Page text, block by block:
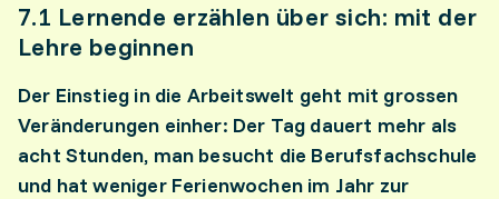
7.1 Lernende erzählen über sich: mit der
Lehre beginnen
Der Einstieg in die Arbeitswelt geht mit grossen
Veränderungen einher: Der Tag dauert mehr als
acht Stunden, man besucht die Berufsfachschule
und hat weniger Ferienwochen im Jahr zur